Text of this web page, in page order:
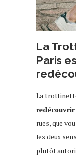
La
Paris
La
rues, que
les deux
plutôt